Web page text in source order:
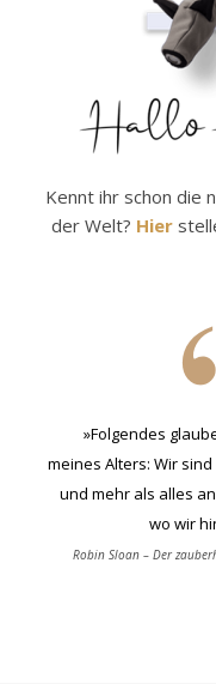
Kennt ihr schon die
der Welt? Hier
»Folgendes
meines Alters: Wir
und mehr als alles
wo wir
Robin Sloan – Der